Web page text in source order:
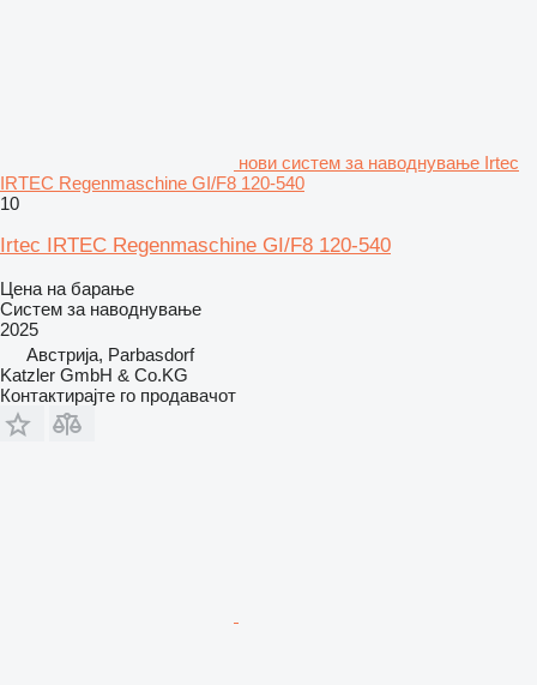
нови систем за наводнување Irtec
IRTEC Regenmaschine GI/F8 120-540
10
Irtec IRTEC Regenmaschine GI/F8 120-540
Цена на барање
Систем за наводнување
2025
Австрија, Parbasdorf
Katzler GmbH & Co.KG
Контактирајте го продавачот